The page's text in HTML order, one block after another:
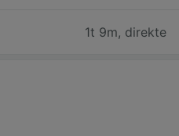
1t 9m, direkte